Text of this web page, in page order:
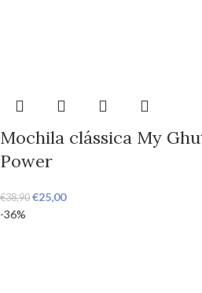
Mochila clássica My
Power
€38,90 €25,00
-36%